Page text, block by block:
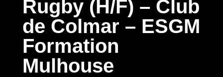
Rugby (H/F) – Club
de Colmar – ESGM
Formation
Mulhouse